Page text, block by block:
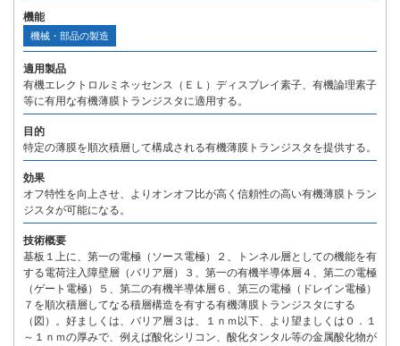
機能
機械・部品の製造
適用製品
有機エレクトロルミネッセンス（ＥＬ）ディスプレイ素子、有機論理素子
等に有用な有機薄膜トランジスタに適用する。
目的
特定の薄膜を順次積層して構成される有機薄膜トランジスタを提供する。
効果
オフ特性を向上させ、よりオンオフ比が高く信頼性の高い有機薄膜トラン
ジスタが可能になる。
技術概要
基板１上に、第一の電極（ソース電極）２、トンネル層としての機能を有
する電荷注入障壁層（バリア層）３、第一の有機半導体層４、第二の電極
（ゲート電極）５、第二の有機半導体層６、第三の電極（ドレイン電極）
７を順次積層してなる積層構造を有する有機薄膜トランジスタにする
（図）。好ましくは、バリア層３は、１ｎｍ以下、より望ましくは０．１
～１ｎｍの厚みで、例えば酸化シリコン、酸化タンタル等の金属酸化物が